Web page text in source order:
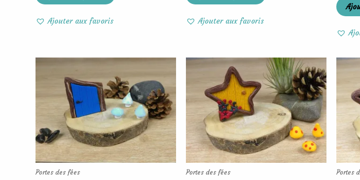
Ajouter aux favoris Ajouter aux favoris
Portes des fées Portes des fées Portes